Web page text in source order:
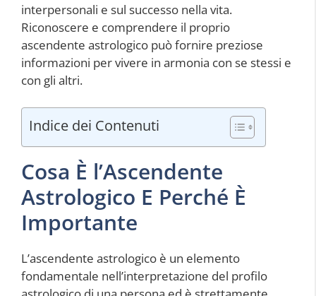
interpersonali e sul successo nella vita.
Riconoscere e comprendere il proprio
ascendente astrologico può fornire preziose
informazioni per vivere in armonia con se stessi e
con gli altri.
Indice dei Contenuti
Cosa È l’Ascendente
Astrologico E Perché È
Importante
L’ascendente astrologico è un elemento
fondamentale nell’interpretazione del profilo